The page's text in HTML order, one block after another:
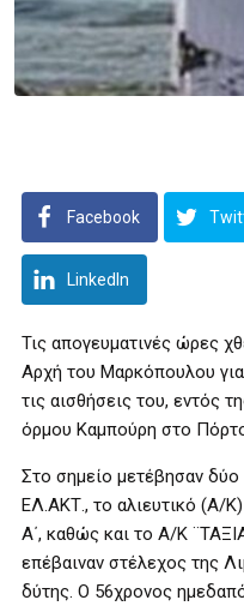
Facebook
LinkedIn
Τις απογευματινές ώρες
Αρχή του Μαρκόπουλου
τις αισθήσεις του, εντός
όρμου Καμπούρη στο
Στο σημείο μετέβησαν
ΕΛ.ΑΚΤ., το αλιευτικό (Α/
Α΄, καθώς και το Α/Κ
επέβαιναν στέλεχος της
δύτης. Ο 56χρονος